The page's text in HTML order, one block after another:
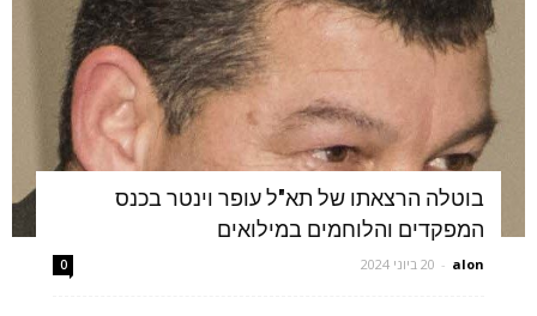
בוטלה הרצאתו של תא"ל עופר וינטר בכנס
המפקדים והלוחמים במילואים
alon
- 20 ביוני 2024 0